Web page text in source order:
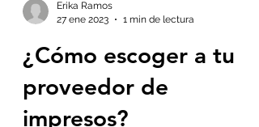
27 ene 2023
1 min de lectura
¿Cómo escoger a tu